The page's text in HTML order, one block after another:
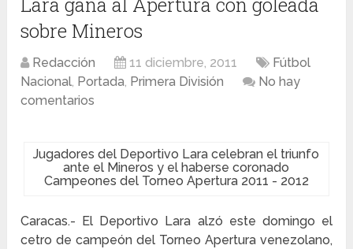
sobre Mineros
Redacción 11 diciembre, 2011
Fútbol
Nacional, Portada, Primera División
No hay
comentarios
Jugadores del Deportivo Lara celebran el triunfo
ante el Mineros y el haberse coronado
Campeones del Torneo Apertura 2011 - 2012
Caracas.- El Deportivo Lara alzó este domingo el
cetro de campeón del Torneo Apertura venezolano,